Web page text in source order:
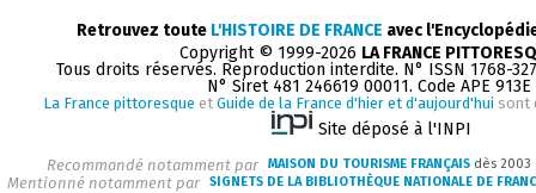
Retrouvez toute L'HISTOIRE DE FRANCE avec
Copyright © 1999-2026 LA FRANCE
Tous droits réservés. Reproduction interdite. N° ISSN 1768-
N° Siret 481 246619 00011. Code APE 913E
La France pittoresque et Guide de la France d'hier et d'aujourd'hui sont
Site déposé à l'INPI
Recommandé notamment par MAISON DU TOURISME FRANÇAIS dès
Mentionné notamment par SIGNETS DE LA BIBLIOTHÈQUE NATIONALE DE